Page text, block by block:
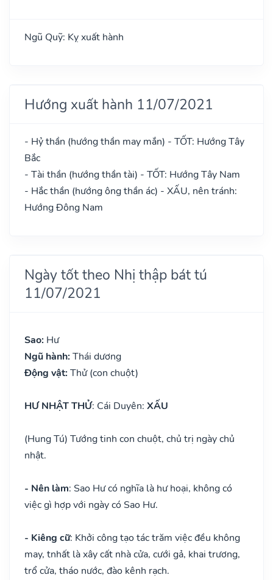
Ngũ Quỹ: Kỵ xuất hành
Hướng xuất hành 11/07/2021
- Hỷ thần (hướng thần may mắn) - TỐT: Hướng Tây
Bắc
- Tài thần (hướng thần tài) - TỐT: Hướng Tây Nam
- Hắc thần (hướng ông thần ác) - XẤU, nên tránh:
Hướng Đông Nam
Ngày tốt theo Nhị thập bát tú
11/07/2021
Sao: Hư
Ngũ hành: Thái dương
Động vật: Thử (con chuột)
HƯ NHẬT THỬ: Cái Duyên: XẤU
(Hung Tú) Tướng tinh con chuột, chủ trị ngày chủ
nhật.
- Nên làm: Sao Hư có nghĩa là hư hoại, không có
việc gì hợp với ngày có Sao Hư.
- Kiêng cữ: Khởi công tạo tác trăm việc đều không
may, tnhất là xây cất nhà cửa, cưới gả, khai trương,
trổ cửa, tháo nước, đào kênh rạch.